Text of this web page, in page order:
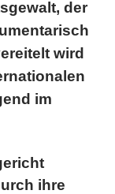
der
wird
im
ihre